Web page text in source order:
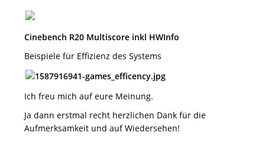
Cinebench R20 Multiscore inkl HWInfo
Beispiele für Effizienz des Systems
Ich freu mich auf eure Meinung.
Ja dann erstmal recht herzlichen Dank für die
Aufmerksamkeit und auf Wiedersehen!